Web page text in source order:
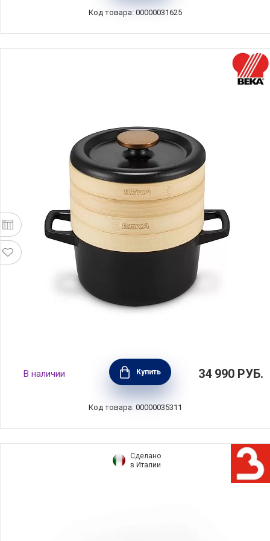
Код товара: 00000031625
Кастрюля с пароваркой-вставкой NORI
20см, объем 2,5 л, чугун+бамбук, BEKA,
Бельгия, 15149204
В наличии Купить 34 990 РУБ.
Код товара: 00000035311
Сделано
в Италии